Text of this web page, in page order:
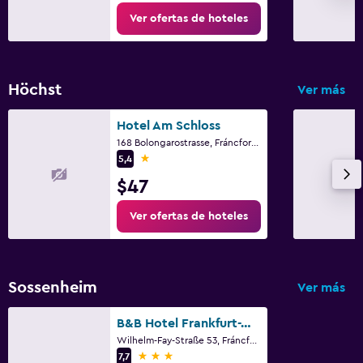
TV por cable o vía satélite
TV
Lavandería
Servicio de planchado
Servicios de lavandería/tintorería
Plancha y tabla de planchar
Actividades
Salón de belleza
Ver ofertas de hoteles
Höchst Ver más
Hotel Am Schloss
168 Bolongarostrasse, Fráncfort, Hessen
5,4
1 estrella
$47
Ver ofertas de hoteles
Sossenheim Ver más
B&B Hotel Frankfurt-West
7,7
3 estrellas